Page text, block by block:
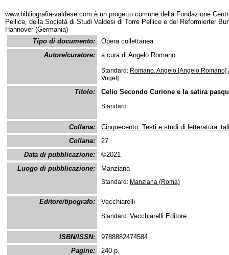
www.bibliografia-valdese.com è un progetto comune della Fondazione
Pellice, della Società di Studi Valdesi di Torre Pellice e del Reformierter
Hannover (Germania)
Tipo di documento:
Opera collettanea
Autore/curatore:
a cura di Angelo Romano
Standard: Romano, Angelo [Angelo Romano]
Vogel]
Titolo: Celio Secondo Curione e la satira
Standard:
Collana:
Cinquecento. Testi e studi di letteratura
Collana:
27
Data di pubblicazione:
©2021
Luogo di pubblicazione:
Manziana
Standard: Manziana (Roma)
Editore/tipografo: Vecchiarelli
Standard: Vecchiarelli Editore
ISBN/ISSN:
9788882474584
Pagine:
240 p.